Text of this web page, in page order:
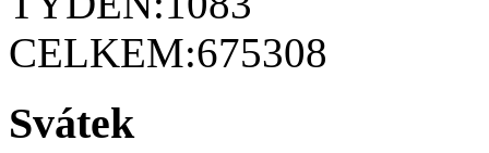
CELKEM:675308
Svátek